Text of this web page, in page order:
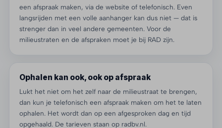
een afspraak maken, via de website of telefonisch. Even
langsrijden met een volle aanhanger kan dus niet — dat is
strenger dan in veel andere gemeenten. Voor de
milieustraten en de afspraken moet je bij RAD zijn.
Ophalen kan ook, ook op afspraak
Lukt het niet om het zelf naar de milieustraat te brengen,
dan kun je telefonisch een afspraak maken om het te laten
ophalen. Het wordt dan op een afgesproken dag en tijd
opgehaald. De tarieven staan op radbv.nl.